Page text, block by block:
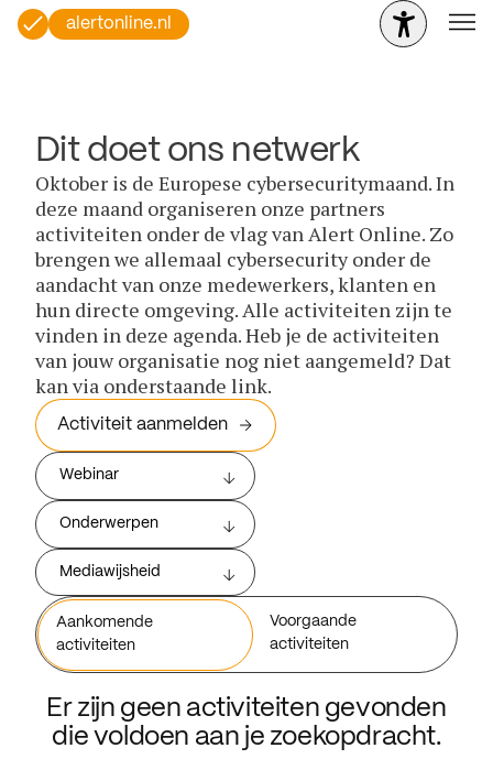
alertonline.nl
Dit doet ons netwerk
Oktober is de Europese cybersecuritymaand. In
deze maand organiseren onze partners
activiteiten onder de vlag van Alert Online. Zo
brengen we allemaal cybersecurity onder de
aandacht van onze medewerkers, klanten en
hun directe omgeving. Alle activiteiten zijn te
vinden in deze agenda. Heb je de activiteiten
van jouw organisatie nog niet aangemeld? Dat
kan via onderstaande link.
Activiteit aanmelden
Webinar
Onderwerpen
Mediawijsheid
Aankomende
activiteiten
Voorgaande
activiteiten
Er zijn geen activiteiten gevonden
die voldoen aan je zoekopdracht.